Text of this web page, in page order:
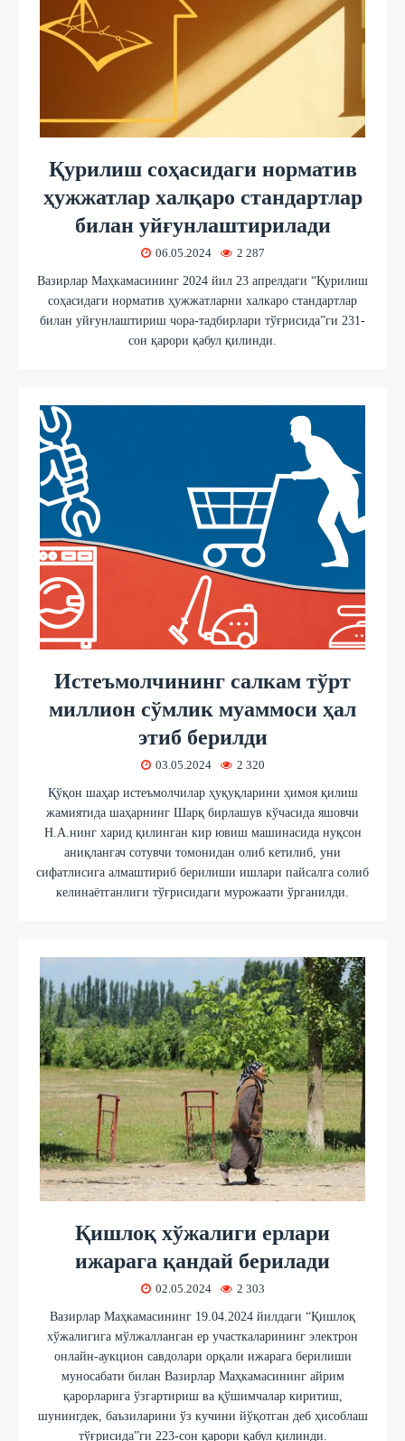
Қурилиш соҳасидаги норматив
ҳужжатлар халқаро стандартлар
билан уйғунлаштирилади
06.05.2024 2 287
Вазирлар Маҳкамасининг 2024 йил 23 апрелдаги “Қурилиш
соҳасидаги норматив ҳужжатларни халкаро стандартлар
билан уйғунлаштириш чора-тадбирлари тўғрисида”ги 231-
сон қарори қабул қилинди.
Истеъмолчининг салкам тўрт
миллион сўмлик муаммоси ҳал
этиб берилди
03.05.2024 2 320
Қўқон шаҳар истеъмолчилар ҳуқуқларини ҳимоя қилиш
жамиятида шаҳарнинг Шарқ бирлашув кўчасида яшовчи
Н.А.нинг харид қилинган кир ювиш машинасида нуқсон
аниқлангач сотувчи томонидан олиб кетилиб, уни
сифатлисига алмаштириб берилиши ишлари пайсалга солиб
келинаётганлиги тўғрисидаги мурожаати ўрганилди.
Қишлоқ хўжалиги ерлари
ижарага қандай берилади
02.05.2024 2 303
Вазирлар Маҳкамасининг 19.04.2024 йилдаги “Қишлоқ
хўжалигига мўлжалланган ер участкаларининг электрон
онлайн-аукцион савдолари орқали ижарага берилиши
муносабати билан Вазирлар Маҳкамасининг айрим
қарорларига ўзгартириш ва қўшимчалар киритиш,
шунингдек, баъзиларини ўз кучини йўқотган деб ҳисоблаш
тўғрисида”ги 223-сон қарори қабул қилинди.